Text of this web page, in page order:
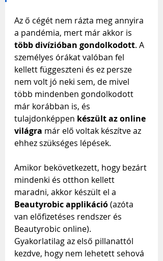
Az ő cégét nem rázta meg annyira
a pandémia, mert már akkor is
több divízióban gondolkodott. A
személyes órákat valóban fel
kellett függeszteni és ez persze
nem volt jó neki sem, de mivel
több mindenben gondolkodott
már korábban is, és
tulajdonképpen készült az online
világra már elő voltak készítve az
ehhez szükséges lépések.
Amikor bekövetkezett, hogy bezárt
mindenki és otthon kellett
maradni, akkor készült el a
Beautyrobic applikáció (azóta
van előfizetéses rendszer és
Beautyrobic online).
Gyakorlatilag az első pillanattól
kezdve, hogy nem lehetett sehová